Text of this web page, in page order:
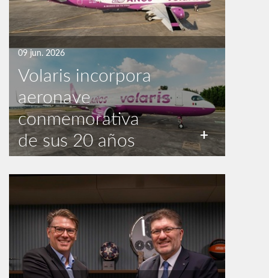
09 jun. 2026
Volaris incorpora
aeronave
conmemorativa
de sus 20 años
+